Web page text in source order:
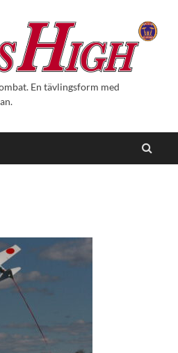
En tävlingsform med